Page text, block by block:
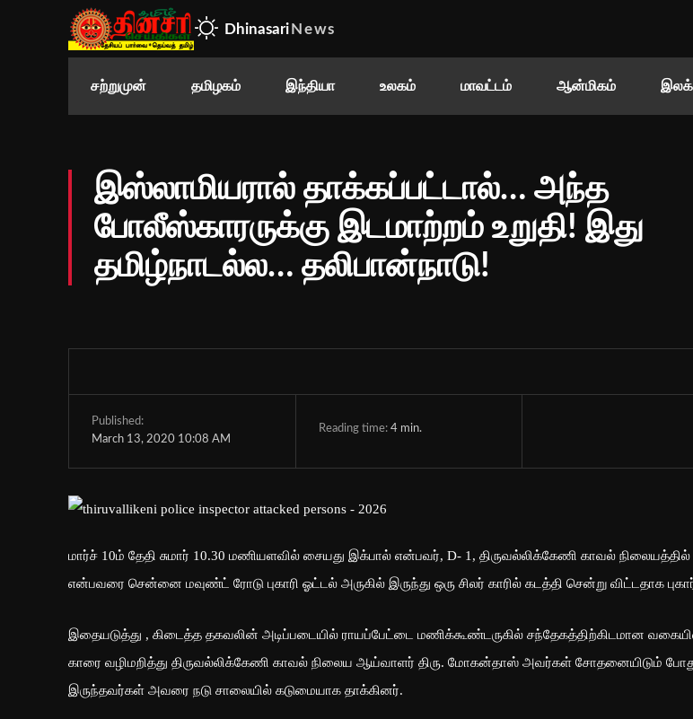
Dhinasari News
சற்றுமுன் தமிழகம் இந்தியா உலகம் மாவட்டம் ஆன்மிகம்
இஸ்லாமியரால் தாக்கப்பட்டால்… அந்த
போலீஸ்காரருக்கு இடமாற்றம் உறுதி! இது
தமிழ்நாடல்ல… தலிபான்நாடு!
Published:
March 13, 2020 10:08 AM
Reading time: 4min.
மார்ச் 10ம் தேதி சுமார் 10.30 மணியளவில் சையது இக்பால் என்பவர், D- 1, திருவல்லிக்கேணி காவல்
என்பவரை சென்னை மவுண்ட் ரோடு புகாரி ஓட்டல் அருகில் இருந்து ஒரு சிலர் காரில் கடத்தி சென்று விட்டதாக
இதையடுத்து , கிடைத்த தகவலின் அடிப்படையில் ராயப்பேட்டை மணிக்கூண்டருகில் சந்தேகத்திற்கிடமான
காரை வழிமறித்து திருவல்லிக்கேணி காவல் நிலைய ஆய்வாளர் திரு. மோகன்தாஸ் அவர்கள் சோதனையிடும்
இருந்தவர்கள் அவரை நடு சாலையில் கடுமையாக தாக்கினர்.